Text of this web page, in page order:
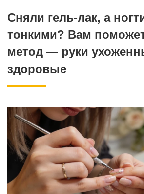
Сняли гель-лак, а
тонкими? Вам
метод — руки
здоровые